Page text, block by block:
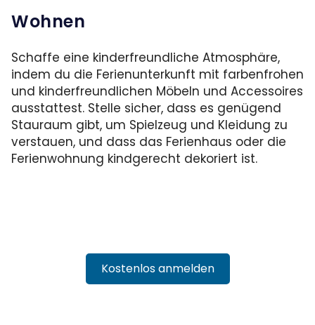
Wohnen
Schaffe eine kinderfreundliche Atmosphäre,
indem du die Ferienunterkunft mit farbenfrohen
und kinderfreundlichen Möbeln und Accessoires
ausstattest. Stelle sicher, dass es genügend
Stauraum gibt, um Spielzeug und Kleidung zu
verstauen, und dass das Ferienhaus oder die
Ferienwohnung kindgerecht dekoriert ist.
Kostenlos anmelden